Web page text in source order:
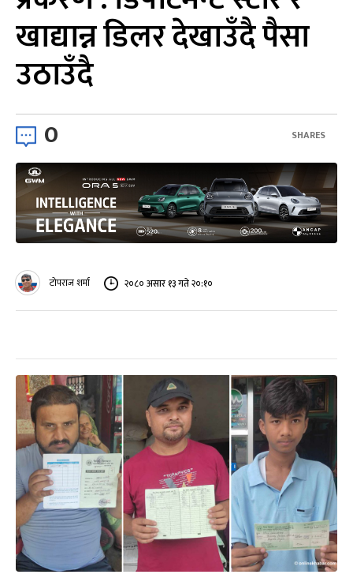
खाद्यान्न डिलर देखाउँदै पैसा
उठाउँदै
0 SHARES
टोपराज शर्मा २०८० असार १३ गते २०:१०